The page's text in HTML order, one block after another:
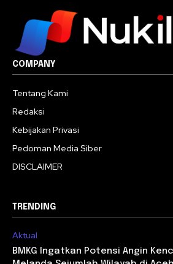
COMPANY
Tentang Kami
Redaksi
Kebijakan Privasi
Pedoman Media Siber
DISCLAIMER
TRENDING
Aktual
BMKG Ingatkan Potensi Angin